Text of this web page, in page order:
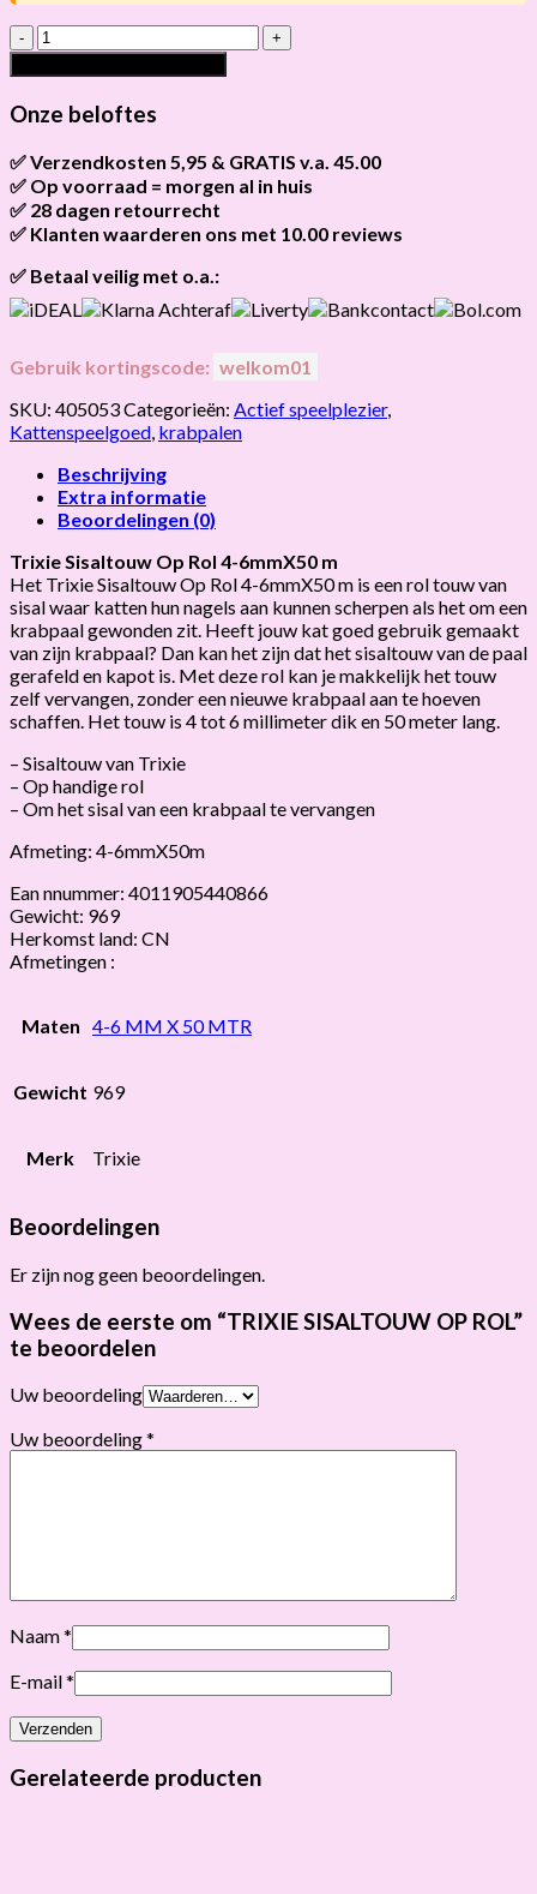
TRIXIE
SISALTOUW
OP
ROL
hoeveelheid
Onze beloftes
✅ Verzendkosten 5,95 & GRATIS v.a. 45.00
Brievenbus verzendingen zijn 3,95, een pakket 5,95 en
bestellingen v.a. 45,00 worden gratis verzonden.
✅ Op voorraad = morgen al in huis
Als het product op voorraad is en je bestelt vóór 13:00, wordt
hetvandaag nog verzonden.
✅ 28 dagen retourrecht
Niet tevreden? Geen probleem! Je hebt28 dagen
✅ Klanten waarderen ons met 10.00 reviews
✅ Betaal veilig met o.a.:
Gebruik kortingscode: welkom01
SKU: 405053Categorieën: Actief speelplezier,
Kattenspeelgoed krabpalen
Beschrijving
Extra informatie
Beoordelingen (0)
Trixie Sisaltouw Op Rol 4-6mmX50 m
Het Trixie Sisaltouw Op Rol 4-6mmX50 m is een rol touw van
sisal waar katten hun nagels aan kunnen scherpen als het om een
krabpaal gewonden zit. Heeft jouw kat goed gebruik gemaakt
van zijn krabpaal? Dan kan het zijn dat het sisaltouw van de paal
gerafeld en kapot is. Met deze rol kan je makkelijk het touw
zelf vervangen, zonder een nieuwe krabpaal aan te hoeven
schaffen. Het touw is 4 tot 6 millimeter dik en 50 meter lang.
– Sisaltouw van Trixie
– Op handige rol
– Om het sisal van een krabpaal te vervangen
Afmeting: 4-6mmX50m
Ean nnummer: 4011905440866
Gewicht: 969
Herkomst land: CN
Afmetingen :
Maten 4-6 MM X 50 MTR
Gewicht 969
Merk Trixie
Beoordelingen
Er zijn nog geen beoordelingen.
Wees de eerste om “TRIXIE SISALTOUW OP ROL”
te beoordelen
Uw beoordeling
Uw beoordeling*
Naam*
E-mail*
Gerelateerde producten